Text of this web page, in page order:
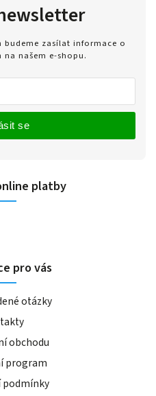
budeme zasílat informace o
našem e-shopu.
se
platby
pro vás
otázky
obchodu
program
podmínky